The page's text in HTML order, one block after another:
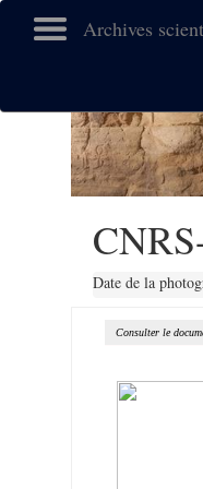
Archives
Date de la
Consulter le